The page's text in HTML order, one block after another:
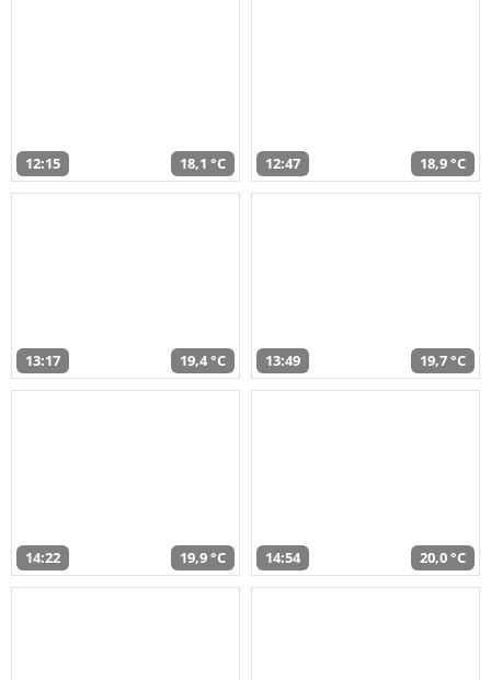
12:15 18,1 °C 12:47 18,9 °C
13:17 19,4 °C 13:49 19,7 °C
14:22 19,9 °C 14:54 20,0 °C